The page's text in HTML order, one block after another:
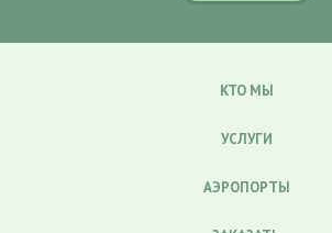
КТО МЫ
УСЛУГИ
АЭРОПОРТЫ